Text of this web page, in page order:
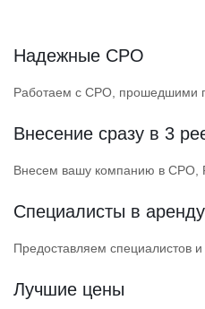
Надежные СРО
Работаем с СРО, прошедшими
Внесение сразу в 3
Внесем вашу компанию в СРО,
Специалисты в аренду
Предоставляем специалистов
Лучшие цены